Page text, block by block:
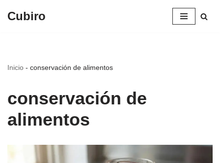
Cubiro
Inicio - conservación de alimentos
conservación de
alimentos